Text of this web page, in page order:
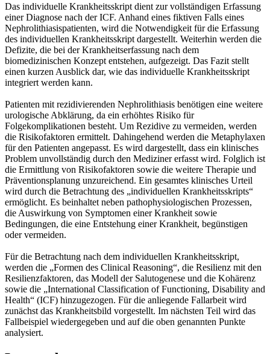
Das individuelle Krankheitsskript dient zur vollständigen Erfassung
einer Diagnose nach der ICF. Anhand eines fiktiven Falls eines
Nephrolithiasispatienten, wird die Notwendigkeit für die Erfassung
des individuellen Krankheitsskript dargestellt. Weiterhin werden die
Defizite, die bei der Krankheitserfassung nach dem
biomedizinischen Konzept entstehen, aufgezeigt. Das Fazit stellt
einen kurzen Ausblick dar, wie das individuelle Krankheitsskript
integriert werden kann.
Patienten mit rezidivierenden Nephrolithiasis benötigen eine weitere
urologische Abklärung, da ein erhöhtes Risiko für
Folgekomplikationen besteht. Um Rezidive zu vermeiden, werden
die Risikofaktoren ermittelt. Dahingehend werden die Metaphylaxen
für den Patienten angepasst. Es wird dargestellt, dass ein klinisches
Problem unvollständig durch den Mediziner erfasst wird. Folglich ist
die Ermittlung von Risikofaktoren sowie die weitere Therapie und
Präventionsplanung unzureichend. Ein gesamtes klinisches Urteil
wird durch die Betrachtung des „individuellen Krankheitsskripts“
ermöglicht. Es beinhaltet neben pathophysiologischen Prozessen,
die Auswirkung von Symptomen einer Krankheit sowie
Bedingungen, die eine Entstehung einer Krankheit, begünstigen
oder vermeiden.
Für die Betrachtung nach dem individuellen Krankheitsskript,
werden die „Formen des Clinical Reasoning“, die Resilienz mit den
Resilienzfaktoren, das Modell der Salutogenese und die Kohärenz
sowie die „International Classification of Functioning, Disability and
Health“ (ICF) hinzugezogen. Für die anliegende Fallarbeit wird
zunächst das Krankheitsbild vorgestellt. Im nächsten Teil wird das
Fallbeispiel wiedergegeben und auf die oben genannten Punkte
analysiert.